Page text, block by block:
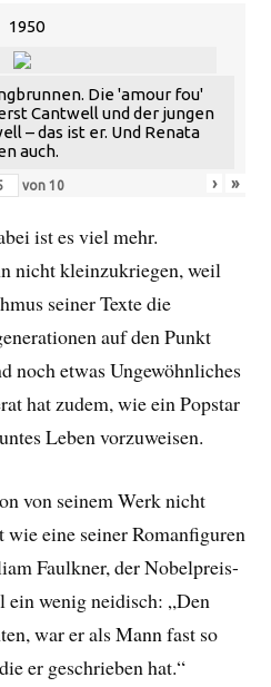
1950
Die 'amour fou'
Cantwell und der jungen
– das ist er. Und Renata
auch.
von 10 › »
ist es viel mehr.
nicht kleinzukriegen, weil
seiner Texte die
auf den Punkt
noch etwas Ungewöhnliches
hat zudem, wie ein Popstar
Leben vorzuweisen.
von seinem Werk nicht
eine seiner Romanfiguren
Faulkner, der Nobelpreis-
wenig neidisch: „Den
war er als Mann fast so
er geschrieben hat.“